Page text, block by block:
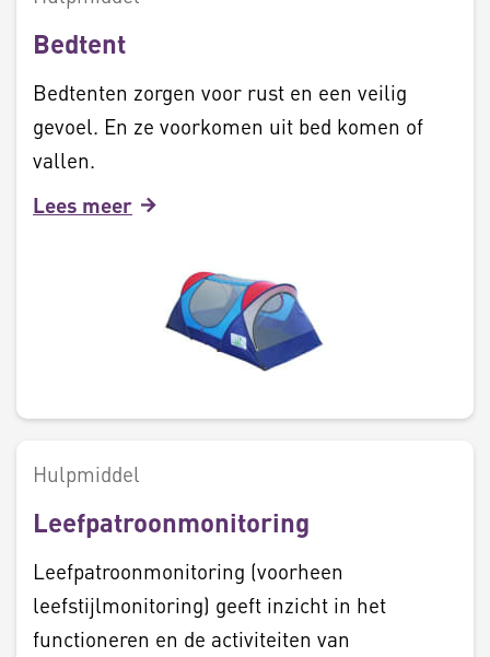
Bedtent
Bedtenten zorgen voor rust en een veilig
gevoel. En ze voorkomen uit bed komen of
vallen.
Lees meer
Hulpmiddel
Leefpatroonmonitoring
Leefpatroonmonitoring (voorheen
leefstijlmonitoring) geeft inzicht in het
functioneren en de activiteiten van